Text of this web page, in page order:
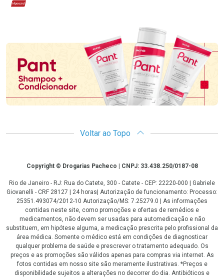
Promoção em Destaque
Voltar ao Topo
CopyrightCopyright © Drogarias Pacheco | CNPJ: 33.438.250/0187-08
Rio de Janeiro - RJ: Rua do Catete, 300 - Catete - CEP: 22220-000 | Gabriele
Giovanelli - CRF 28127 | 24 horas| Autorização de funcionamento: Processo:
25351.493074/2012-10 Autorização/MS: 7.25279.0 | As informações
contidas neste site, como promoções e ofertas de remédios e
medicamentos, não devem ser usadas para automedicação e não
substituem, em hipótese alguma, a medicação prescrita pelo profissional da
área médica. Somente o médico está em condições de diagnosticar
qualquer problema de saúde e prescrever o tratamento adequado. Os
preços e as promoções são válidos apenas para compras via internet. As
fotos contidas em nosso site são meramente ilustrativas. *Preços e
disponibilidade sujeitos a alterações no decorrer do dia. Antibióticos e